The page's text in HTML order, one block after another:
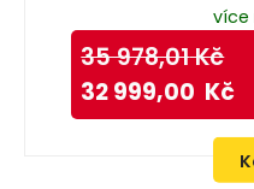
více
35 978,01Kč
32 999,00 Kč